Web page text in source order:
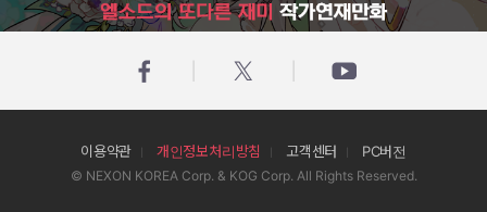
이용약관 개인정보처리방침 고객센터 PC버전
© NEXON KOREA Corp. & KOG Corp. All Rights Reserved.